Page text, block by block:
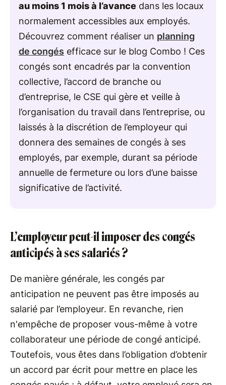
au moins 1 mois à l’avance dans les locaux
normalement accessibles aux employés.
Découvrez comment réaliser un planning
de congés efficace sur le blog Combo ! Ces
congés sont encadrés par la convention
collective, l’accord de branche ou
d’entreprise, le CSE qui gère et veille à
l’organisation du travail dans l’entreprise, ou
laissés à la discrétion de l’employeur qui
donnera des semaines de congés à ses
employés, par exemple, durant sa période
annuelle de fermeture ou lors d’une baisse
significative de l’activité.
L’employeur peut-il imposer des congés
anticipés à ses salariés ?
De manière générale, les congés par
anticipation ne peuvent pas être imposés au
salarié par l’employeur. En revanche, rien
n'empêche de proposer vous-même à votre
collaborateur une période de congé anticipé.
Toutefois, vous êtes dans l’obligation d’obtenir
un accord par écrit pour mettre en place les